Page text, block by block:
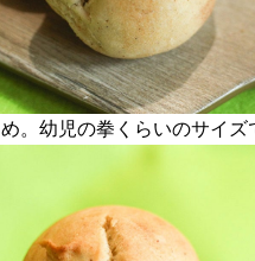
。幼児の拳くらいのサイズ